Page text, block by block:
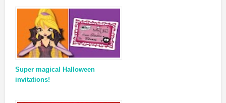
Super magical Halloween
invitations!